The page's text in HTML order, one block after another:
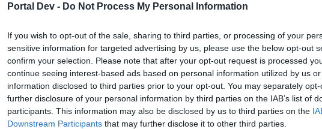
Portal Dev - Do Not Process My Personal Information
If you wish to opt-out of the sale, sharing to third parties, or processing of your
sensitive information for targeted advertising by us, please use the below opt-out
confirm your selection. Please note that after your opt-out request is processed
continue seeing interest-based ads based on personal information utilized by us
information disclosed to third parties prior to your opt-out. You may separately
further disclosure of your personal information by third parties on the IAB’s list of
participants. This information may also be disclosed by us to third parties on the
Downstream Participants that may further disclose it to other third parties.
40 000 ТрТО
1 Загадъчен Бахама-обор „Хавай“​
340​
400 х нивото ТО
1 Мандрагоров прах​
380​
150 х нивото МП
15 Супер тор
1 Изобилие от редки плодове​
1